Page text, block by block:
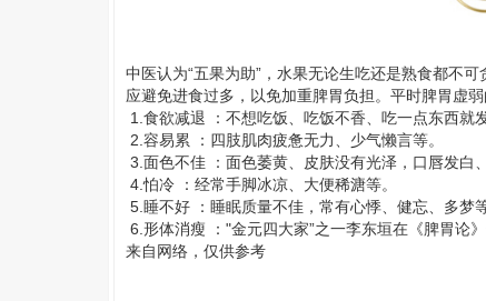
中医认为“五果为助”，水果无论生吃还是熟食都不
应避免进食过多，以免加重脾胃负担。平时脾胃虚
1.食欲减退 ：不想吃饭、吃饭不香、吃一点东西就
2.容易累 ：四肢肌肉疲惫无力、少气懒言等。
3.面色不佳 ：面色萎黄、皮肤没有光泽，口唇发白
4.怕冷 ：经常手脚冰凉、大便稀溏等。
5.睡不好 ：睡眠质量不佳，常有心悸、健忘、多梦
6.形体消瘦 ："金元四大家”之一李东垣在 《脾胃论》
来自网络，仅供参考